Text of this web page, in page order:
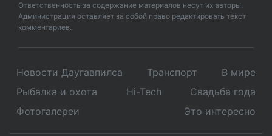
Ответственность за содержание материалов несут их авторы.
Администрация оставляет за собой право редактировать текст
комментариев.
Новости Даугавпилса Транспорт
В мире
Рыбалка и охота
Hi-Tech
Свадьбa года
Фотогалереи
Это интересно